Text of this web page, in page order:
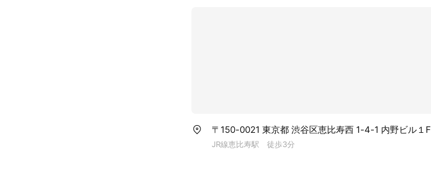
〒150-0021 東京都 渋谷区恵比寿西 1-4-1 内野ビル１F
JR線恵比寿駅 徒歩3分